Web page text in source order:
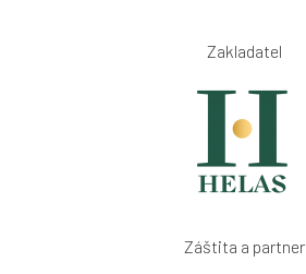
Zakladatel
Záštita a partner